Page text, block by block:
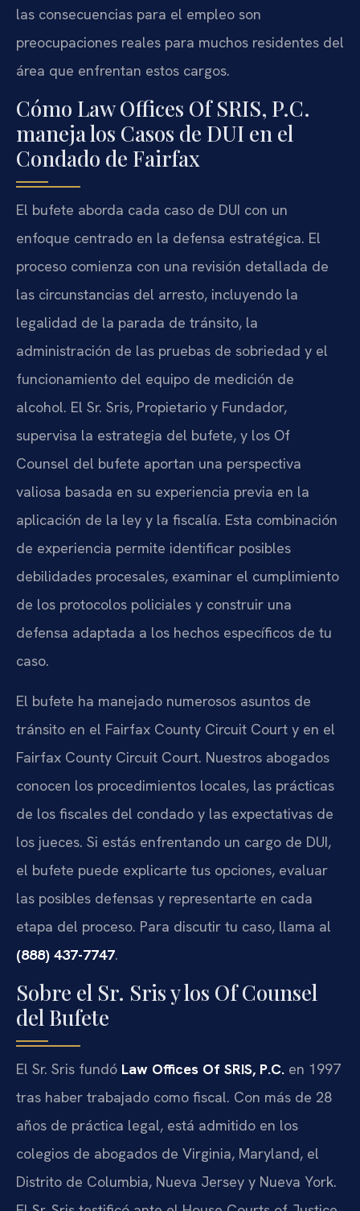
las consecuencias para el empleo son
preocupaciones reales para muchos residentes del
área que enfrentan estos cargos.
Cómo Law Offices Of SRIS, P.C.
maneja los Casos de DUI en el
Condado de Fairfax
El bufete aborda cada caso de DUI con un
enfoque centrado en la defensa estratégica. El
proceso comienza con una revisión detallada de
las circunstancias del arresto, incluyendo la
legalidad de la parada de tránsito, la
administración de las pruebas de sobriedad y el
funcionamiento del equipo de medición de
alcohol. El Sr. Sris, Propietario y Fundador,
supervisa la estrategia del bufete, y los Of
Counsel del bufete aportan una perspectiva
valiosa basada en su experiencia previa en la
aplicación de la ley y la fiscalía. Esta combinación
de experiencia permite identificar posibles
debilidades procesales, examinar el cumplimiento
de los protocolos policiales y construir una
defensa adaptada a los hechos específicos de tu
caso.
El bufete ha manejado numerosos asuntos de
tránsito en el Fairfax County Circuit Court y en el
Fairfax County Circuit Court. Nuestros abogados
conocen los procedimientos locales, las prácticas
de los fiscales del condado y las expectativas de
los jueces. Si estás enfrentando un cargo de DUI,
el bufete puede explicarte tus opciones, evaluar
las posibles defensas y representarte en cada
etapa del proceso. Para discutir tu caso, llama al
(888) 437-7747.
Sobre el Sr. Sris y los Of Counsel
del Bufete
El Sr. Sris fundó Law Offices Of SRIS, P.C. en 1997
tras haber trabajado como fiscal. Con más de 28
años de práctica legal, está admitido en los
colegios de abogados de Virginia, Maryland, el
Distrito de Columbia, Nueva Jersey y Nueva York.